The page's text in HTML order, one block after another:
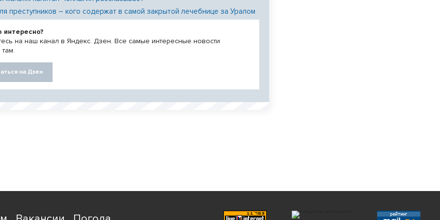
преступников – кого содержат в самой закрытой лечебнице за Уралом
на наш канал в Яндекс. Дзен. Все самые интересные новости
на Дзен